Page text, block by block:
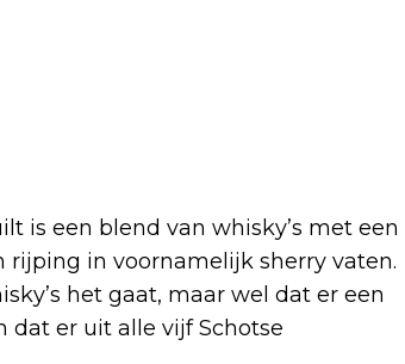
is een blend van whisky’s met een
rijping in voornamelijk sherry vaten.
het gaat, maar wel dat er een
dat er uit alle vijf Schotse